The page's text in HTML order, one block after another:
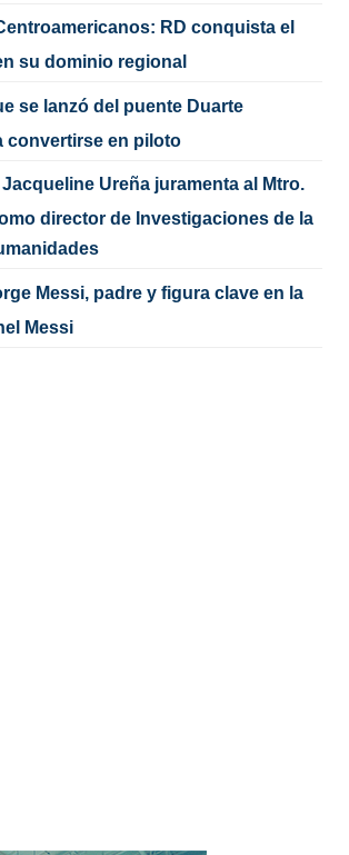
RD conquista el
su dominio regional
se lanzó del puente Duarte
convertirse en piloto
Jacqueline Ureña juramenta al Mtro.
director de Investigaciones de la
Messi, padre y figura clave en la
Messi